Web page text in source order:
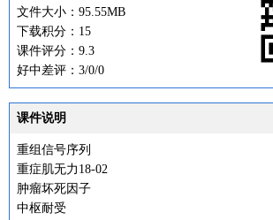
文件大小：95.55MB
下载积分：15
课件评分：9.3
好中差评：3/0/0
课件说明
重组信号序列
重症肌无力18-02
肿瘤坏死因子
中枢耐受